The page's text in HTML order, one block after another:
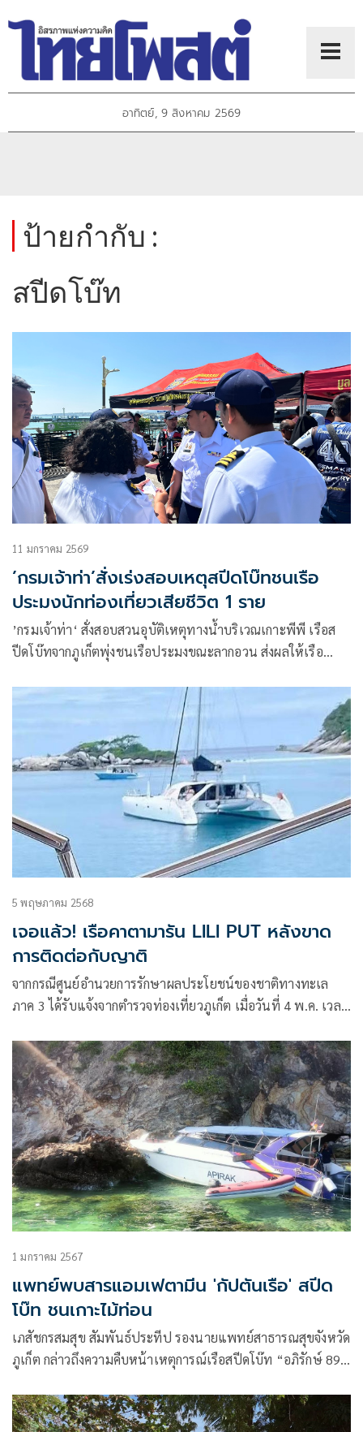
อาทิตย์, 9 สิงหาคม 2569
ป้ายกำกับ :
สปีดโบ๊ท
11 มกราคม 2569
’กรมเจ้าท่า’สั่งเร่งสอบเหตุสปีดโบ๊ทชนเรือ
ประมงนักท่องเที่ยวเสียชีวิต 1 ราย
’กรมเจ้าท่า‘ สั่งสอบสวนอุบัติเหตุทางน้ำบริเวณเกาะพีพี เรือส
ปีดโบ๊ทจากภูเก็ตพุ่งชนเรือประมงขณะลากอวน ส่งผลให้เรือ
ป้องกันกระทบภาพลักษณ์ท่องเที่ยวไทย เตรียมเรียกผู้ประกอบ
5 พฤษภาคม 2568
เจอแล้ว! เรือคาตามารัน LILI PUT หลังขาด
การติดต่อกับญาติ
จากกรณีศูนย์อำนวยการรักษาผลประโยชน์ของชาติทางทะเล
ภาค 3 ได้รับแจ้งจากตำรวจท่องเที่ยวภูเก็ต เมื่อวันที่ 4 พ.ค. เวลา
1 มกราคม 2567
แพทย์พบสารแอมเฟตามีน 'กัปตันเรือ' สปีด
โบ๊ท ชนเกาะไม้ท่อน
เภสัชกรสมสุข สัมพันธ์ประทีป รองนายแพทย์สาธารณสุขจังหวัด
ภูเก็ต กล่าวถึงความคืบหน้าเหตุการณ์เรือสปีดโบ๊ท “อภิรักษ์ 89”